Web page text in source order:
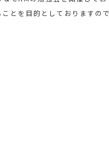
とを目的としておりますの